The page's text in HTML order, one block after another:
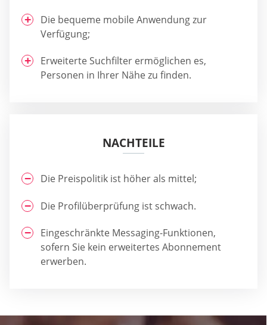
Die bequeme mobile Anwendung zur
Verfügung;
Erweiterte Suchfilter ermöglichen es,
Personen in Ihrer Nähe zu finden.
NACHTEILE
Die Preispolitik ist höher als mittel;
Die Profilüberprüfung ist schwach.
Eingeschränkte Messaging-Funktionen,
sofern Sie kein erweitertes Abonnement
erwerben.